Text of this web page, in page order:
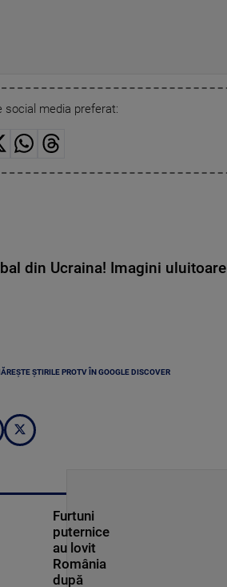
social media preferat:
din Ucraina! Imagini uluitoare
ȘTIRILE PROTV ÎN GOOGLE DISCOVER
Furtuni
puternice
au lovit
România
după